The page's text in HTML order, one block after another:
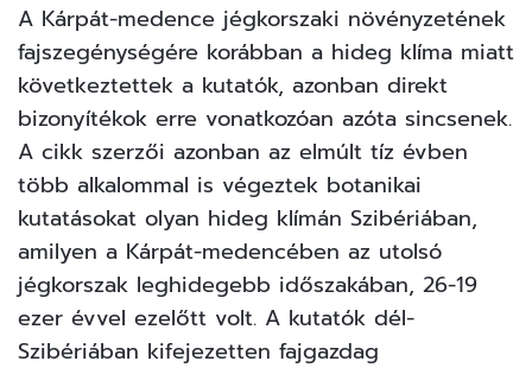
A Kárpát-medence jégkorszaki növényzetének
fajszegénységére korábban a hideg klíma miatt
következtettek a kutatók, azonban direkt
bizonyítékok erre vonatkozóan azóta sincsenek.
A cikk szerzői azonban az elmúlt tíz évben
több alkalommal is végeztek botanikai
kutatásokat olyan hideg klímán Szibériában,
amilyen a Kárpát-medencében az utolsó
jégkorszak leghidegebb időszakában, 26-19
ezer évvel ezelőtt volt. A kutatók dél-
Szibériában kifejezetten fajgazdag